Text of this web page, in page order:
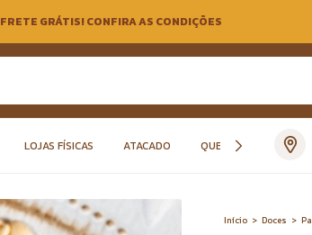
FRETE GRÁTIS! CONFIRA AS CONDIÇÕES
LOJAS FÍSICAS ATACADO QUEM SOMOS
Início > Doces >